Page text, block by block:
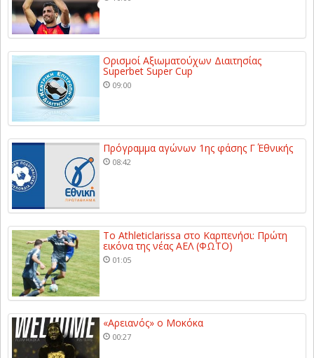
Ορισμοί Αξιωματούχων Διαιτησίας
Superbet Super Cup
09:00
Πρόγραμμα αγώνων 1ης φάσης Γ΄ Εθνικής
08:42
Το Athleticlarissa στο Καρπενήσι: Πρώτη
εικόνα της νέας ΑΕΛ (ΦΩΤΟ)
01:05
«Αρειανός» ο Μοκόκα
00:27